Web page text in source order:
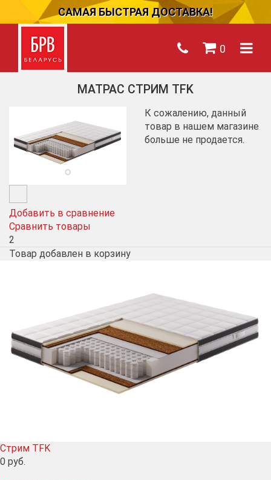
САМАЯ БЫСТРАЯ ДОСТАВКА!
0
МАТРАС СТРИМ TFK
Добавить в сравнение
Сравнить товары
2
К сожалению, данный
товар в нашем магазине
больше не продается.
Товар добавлен в корзину
Стрим TFK
0 руб.